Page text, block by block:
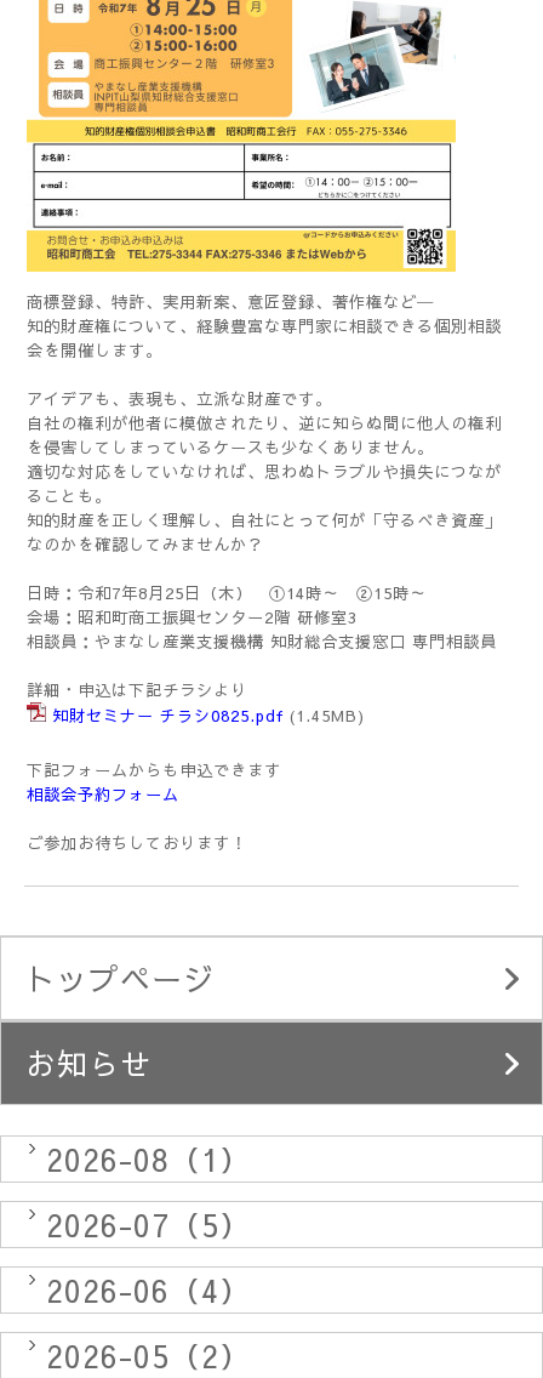
商標登録、特許、実用新案、意匠登録、著作権など─
知的財産権について、経験豊富な専門家に相談できる個別相談
会を開催します。
アイデアも、表現も、立派な財産です。
自社の権利が他者に模倣されたり、逆に知らぬ間に他人の権利
を侵害してしまっている ケースも少なくありません。
適切な対応をしていなければ、思わぬトラブルや損失につなが
ることも。
知的財産を正しく理解し、 自社にとって何が「守るべき資産」
なのかを確認してみませんか？
日時：令和7年8月25日（木） ①14時～ ②15時～
会場：昭和町商工振興センター2階 研修室3
相談員： やまなし産業支援機構 知財総合支援窓口 専門相談員
詳細・申込は下記チラシより
知財セミナー チラシ0825.pdf (1.45MB)
下記フォームからも申込できます
相談会予約フォーム
ご参加お待ちしております！
トップページ
お知らせ
2026-08（1）
2026-07（5）
2026-06（4）
2026-05（2）